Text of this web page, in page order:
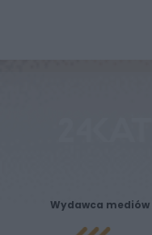
Wydawca mediów